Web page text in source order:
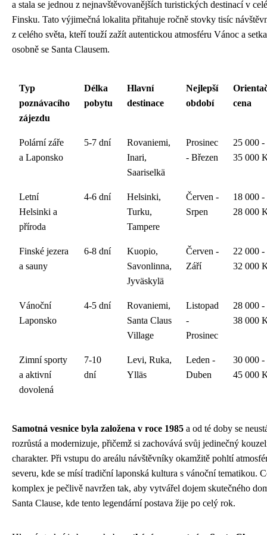
a stala se jednou z nejnavštěvovanějších turistických destinací v
Finsku. Tato výjimečná lokalita přitahuje ročně stovky tisíc
z celého světa, kteří touží zažít autentickou atmosféru Vánoc a
osobně se Santa Clausem.
Typ
poznávacího
zájezdu
Délka
pobytu
Hlavní
destinace
Nejlepší
období
cena
Polární záře
a Laponsko
5-7 dní
Rovaniemi,
Inari,
Saariselkä
Prosinec
- Březen
25 000 -
35 000
Letní
Helsinki a
příroda
4-6 dní
Helsinki,
Turku,
Tampere
Červen -
Srpen
18 000 -
28 000
Finské jezera
a sauny
6-8 dní
Kuopio,
Savonlinna,
Jyväskylä
Červen -
Září
22 000 -
32 000
Vánoční
Laponsko
4-5 dní
Rovaniemi,
Santa Claus
Village
Listopad
-
Prosinec
28 000 -
38 000
Zimní sporty
a aktivní
dovolená
7-10
dní
Levi, Ruka,
Ylläs
Leden -
Duben
30 000 -
45 000
Samotná vesnice byla založena v roce 1985 a od té doby se
rozrůstá a modernizuje, přičemž si zachovává svůj jedinečný
charakter. Při vstupu do areálu návštěvníky okamžitě pohltí
severu, kde se mísí tradiční laponská kultura s vánoční tematikou.
komplex je pečlivě navržen tak, aby vytvářel dojem skutečného
Santa Clause, kde tento legendární postava žije po celý rok.